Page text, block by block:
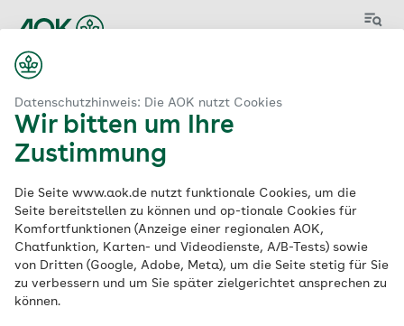
Datenschutzhinweis: Die AOK nutzt Cookies
Wir bitten um Ihre
Zustimmung
Die Seite www.aok.de nutzt funktionale Cookies, um die
Seite bereitstellen zu können und op-tionale Cookies für
Komfortfunktionen (Anzeige einer regionalen AOK,
Chatfunktion, Karten- und Videodienste, A/B-Tests) sowie
von Dritten (Google, Adobe, Meta), um die Seite stetig für Sie
zu verbessern und um Sie später zielgerichtet ansprechen zu
können.
Aktuelle
Stellenangeboteder
AOK